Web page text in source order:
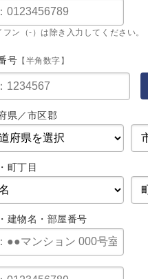
ン（-）は除き入力してください。
号 【半角数字】
県／市区郡
町丁目
建物名・部屋番号